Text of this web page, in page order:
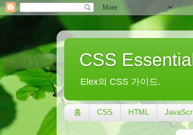
CSS
Elex의 CSS 가이드.
홈 CSS HTML